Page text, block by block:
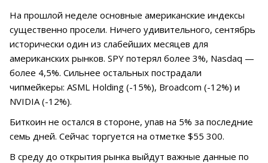
На прошлой неделе основные американские индексы
существенно просели. Ничего удивительного, сентябрь
исторически один из слабейших месяцев для
американских рынков. SPY потерял более 3%, Nasdaq —
более 4,5%. Сильнее остальных пострадали
чипмейкеры: ASML Holding (-15%), Broadcom (-12%) и
NVIDIA (-12%).
Биткоин не остался в стороне, упав на 5% за последние
семь дней. Сейчас торгуется на отметке $55 300.
В среду до открытия рынка выйдут важные данные по